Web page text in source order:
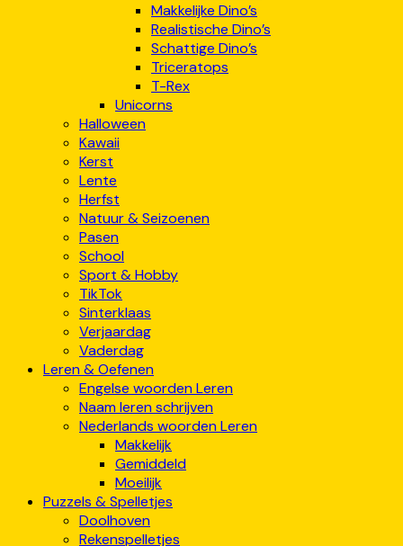
Makkelijke Dino’s
Realistische Dino’s
Schattige Dino’s
Triceratops
T-Rex
Unicorns
Halloween
Kawaii
Kerst
Lente
Herfst
Natuur & Seizoenen
Pasen
School
Sport & Hobby
TikTok
Sinterklaas
Verjaardag
Vaderdag
Leren & Oefenen
Engelse woorden Leren
Naam leren schrijven
Nederlands woorden Leren
Makkelijk
Gemiddeld
Moeilijk
Puzzels & Spelletjes
Doolhoven
Rekenspelletjes